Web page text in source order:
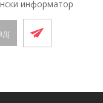
информатор